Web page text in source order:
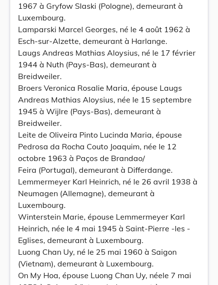
1967 à Gryfow Slaski (Pologne), demeurant à
Luxembourg.
Lamparski Marcel Georges, né le 4 août 1962 à
Esch-sur-Alzette, demeurant à Harlange.
Laugs Andreas Mathias Aloysius, né le 17 février
1944 à Nuth (Pays-Bas), demeurant à
Breidweiler.
Broers Veronica Rosalie Maria, épouse Laugs
Andreas Mathias Aloysius, née le 15 septembre
1945 à Wijlre (Pays-Bas), demeurant à
Breidweiler.
Leite de Oliveira Pinto Lucinda Maria, épouse
Pedrosa da Rocha Couto Joaquim, née le 12
octobre 1963 à Paços de Brandao/
Feira (Portugal), demeurant à Differdange.
Lemmermeyer Karl Heinrich, né le 26 avril 1938 à
Neumagen (Allemagne), demeurant à
Luxembourg.
Winterstein Marie, épouse Lemmermeyer Karl
Heinrich, née le 4 mai 1945 à Saint-Pierre -les -
Eglises, demeurant à Luxembourg.
Luong Chan Uy, né le 25 mai 1960 à Saigon
(Vietnam), demeurant à Luxembourg.
On My Hoa, épouse Luong Chan Uy, néele 7 mai